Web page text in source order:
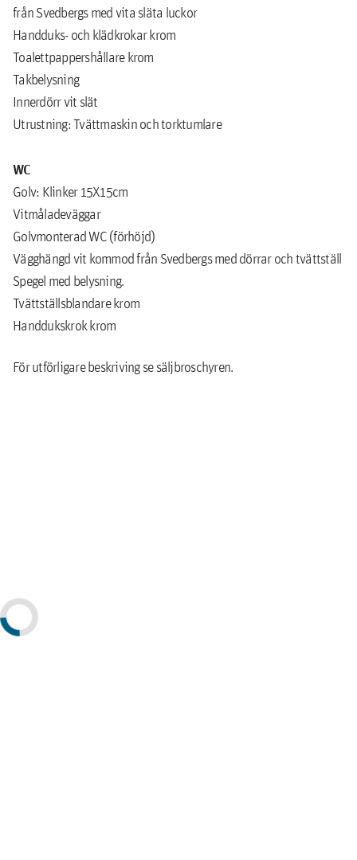
från Svedbergs med vita släta luckor
Handduks- och klädkrokar krom
Toalettpappershållare krom
Takbelysning
Innerdörr vit slät
Utrustning: Tvättmaskin och torktumlare
WC
Golv: Klinker 15X15cm
Vitmåladeväggar
Golvmonterad WC (förhöjd)
Vägghängd vit kommod från Svedbergs med dörrar och tvättställ
Spegel med belysning.
Tvättställsblandare krom
Handdukskrok krom
För utförligare beskriving se säljbroschyren.